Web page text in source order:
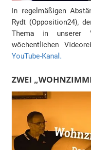
In regelmäßigen
Rydt (Opposition24),
Thema in unserer
wöchentlichen
YouTube-Kanal.
ZWEI